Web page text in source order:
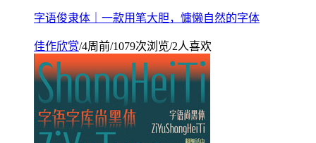
字语俊隶体｜一款用笔大胆，慵懒自然的字体
佳作欣赏/4周前/1079次浏览/2人喜欢